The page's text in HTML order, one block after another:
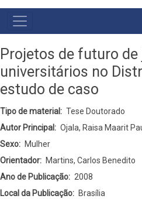
MAIN
NAVIGATION
Projetos de futuro de
universitários no
estudo de caso
Tipo de material
Tese Doutorado
Autor Principal
Ojala, Raisa Maarit
Sexo
Mulher
Orientador
Martins, Carlos Benedito
Ano de Publicação
2008
Local da Publicação
Brasília